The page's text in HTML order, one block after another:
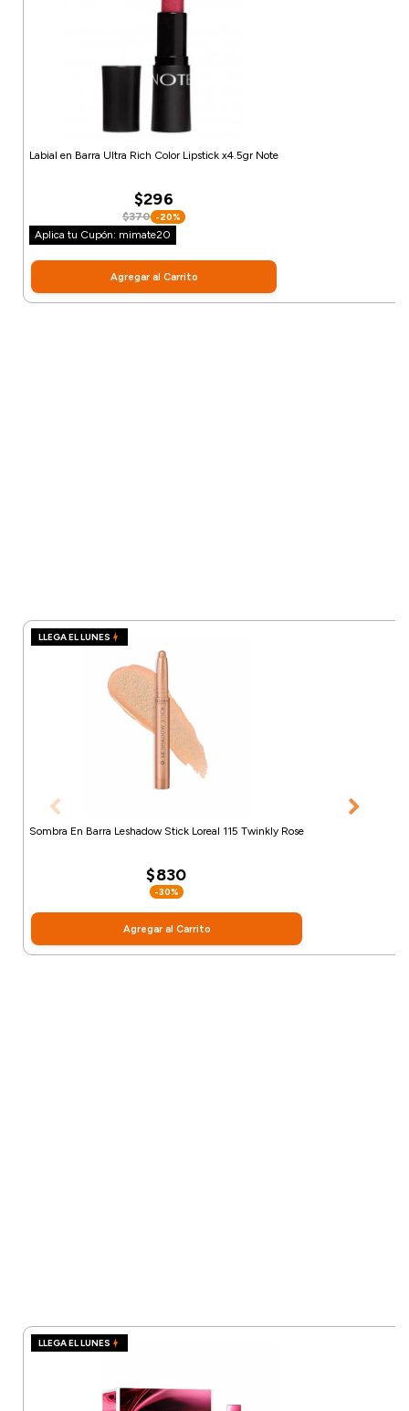
Labial en Barra Ultra Rich Color Lipstick x4.5gr Note
$296
$370 -20%
Aplica tu Cupón: mimate20
Agregar al Carrito
LLEGA EL LUNES
Sombra En Barra Leshadow Stick Loreal 115 Twinkly Rose
$830
-30%
Agregar al Carrito
LLEGA EL LUNES